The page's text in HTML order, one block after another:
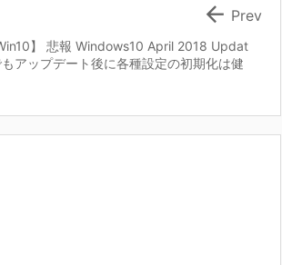
】 悲報 Windows10 April 2018 Updat
アップデート後に各種設定の初期化は健
 Prev